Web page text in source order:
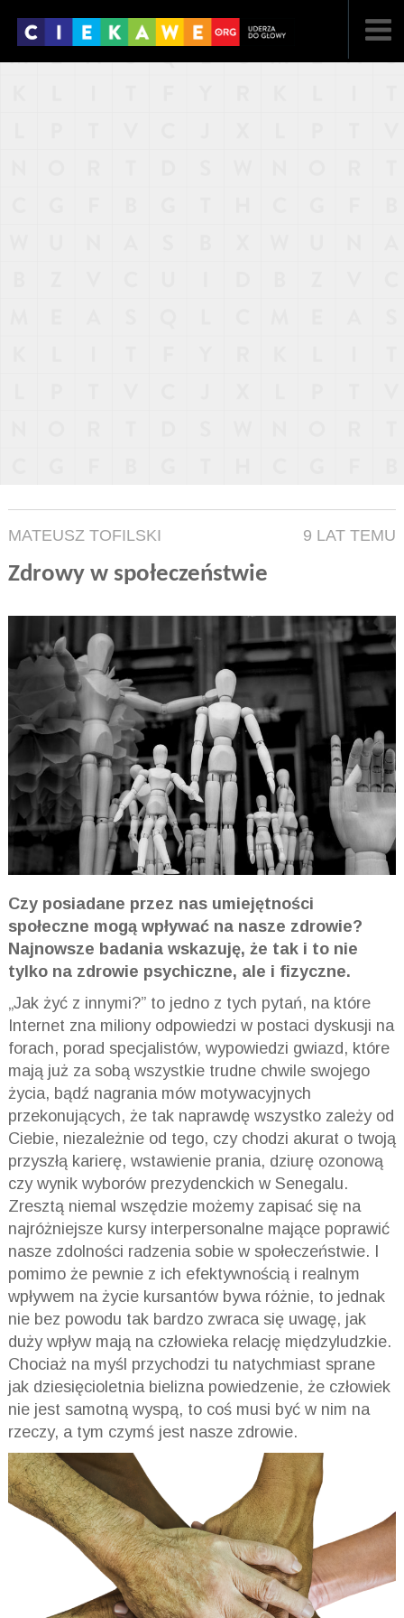
MATEUSZ TOFILSKI 9 LAT TEMU
Zdrowy w społeczeństwie
Czy posiadane przez nas umiejętności
społeczne mogą wpływać na nasze zdrowie?
Najnowsze badania wskazuję, że tak i to nie
tylko na zdrowie psychiczne, ale i fizyczne.
„Jak żyć z innymi?” to jedno z tych pytań, na które
Internet zna miliony odpowiedzi w postaci dyskusji na
forach, porad specjalistów, wypowiedzi gwiazd, które
mają już za sobą wszystkie trudne chwile swojego
życia, bądź nagrania mów motywacyjnych
przekonujących, że tak naprawdę wszystko zależy od
Ciebie, niezależnie od tego, czy chodzi akurat o twoją
przyszłą karierę, wstawienie prania, dziurę ozonową
czy wynik wyborów prezydenckich w Senegalu.
Zresztą niemal wszędzie możemy zapisać się na
najróżniejsze kursy interpersonalne mające poprawić
nasze zdolności radzenia sobie w społeczeństwie. I
pomimo że pewnie z ich efektywnością i realnym
wpływem na życie kursantów bywa różnie, to jednak
nie bez powodu tak bardzo zwraca się uwagę, jak
duży wpływ mają na człowieka relację międzyludzkie.
Chociaż na myśl przychodzi tu natychmiast sprane
jak dziesięcioletnia bielizna powiedzenie, że człowiek
nie jest samotną wyspą, to coś musi być w nim na
rzeczy, a tym czymś jest nasze zdrowie.